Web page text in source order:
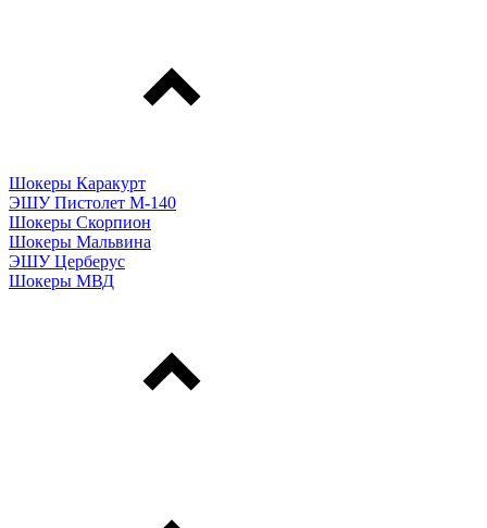
Шокеры Каракурт
ЭШУ Пистолет М-140
Шокеры Скорпион
Шокеры Мальвина
ЭШУ Церберус
Шокеры МВД